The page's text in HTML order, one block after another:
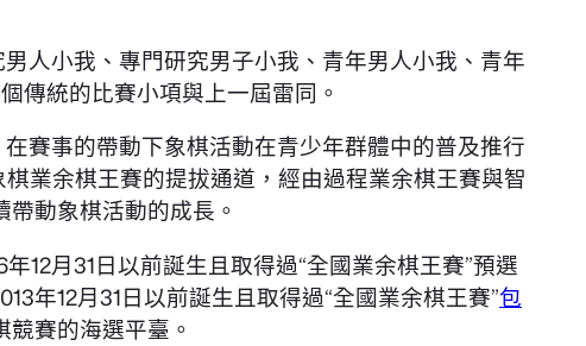
人小我、專門研究男子小我、青年男人小我、青年
傳統的比賽小項與上一屆雷同。
賽事的帶動下象棋活動在青少年群體中的普及推行
業余棋王賽的提拔通道，經由過程業余棋王賽與智
動象棋活動的成長。
12月31日以前誕生且取得過“全國業余棋王賽”預選
年12月31日以前誕生且取得過“全國業余棋王賽”包
賽的海選平臺。